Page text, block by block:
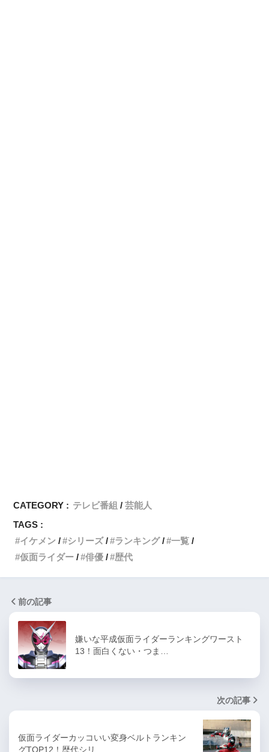
CATEGORY : テレビ番組
芸能人
TAGS :
イケメン
シリーズ ランキング
一覧
仮面ライダー
俳優 歴代
前の記事
嫌いな平成仮面ライダーランキングワースト
13！面白くない・つま…
次の記事
仮面ライダーカッコいい変身ベルトランキン
グTOP12！歴代シリ…